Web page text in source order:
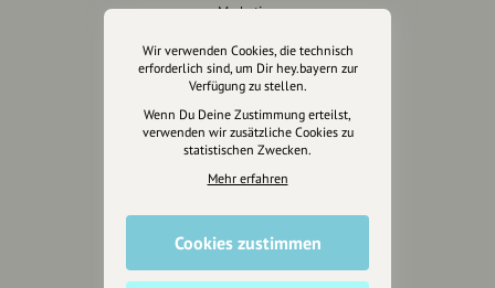
Marketing
Anakin Design
Unterstütze
unsere Plattform
hey.bayern ist ein Projekt von
uns für unsere Region und
für alle, die uns besuchen
Wir verwenden Cookies, die technisch
erforderlich sind, um Dir hey.bayern zur
Verfügung zu stellen.
Wenn Du Deine Zustimmung erteilst,
verwenden wir zusätzliche Cookies zu
statistischen Zwecken.
Mehr erfahren
Cookies zustimmen